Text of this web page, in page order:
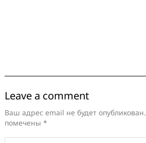
Leave a comment
Ваш адрес email не будет опубликован.
помечены *